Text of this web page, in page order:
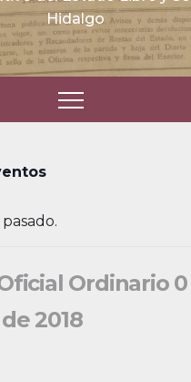
Hidalgo
Ordinario
2018